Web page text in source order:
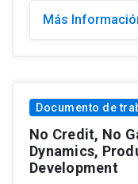
Más
Documento de
No Credit, No
Dynamics,
Development